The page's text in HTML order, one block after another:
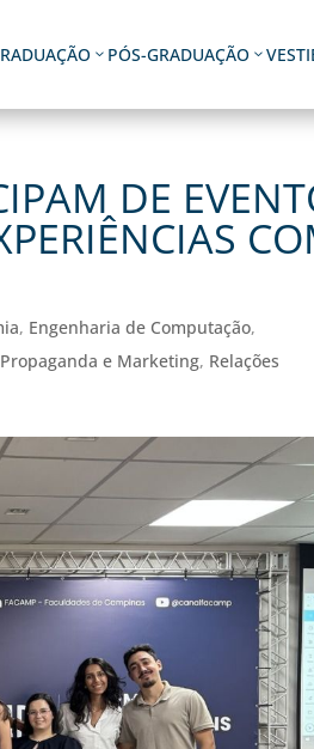
3 PÓS-GRADUAÇÃO 3
DE
, Engenharia de Computação,
Propaganda e Marketing, Relações